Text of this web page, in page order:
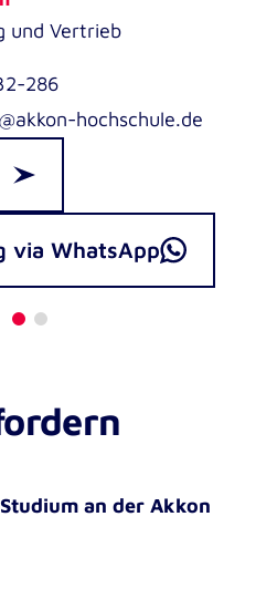
und Vertrieb
286
hochschule.de
via WhatsApp
an der Akkon